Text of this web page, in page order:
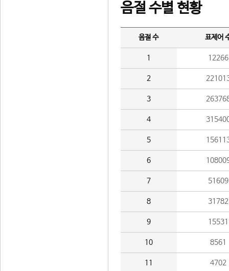
음절 수별 현황
음절 수 표제어
1 12266
2
3
4
5
6
7 51609
8 31782
9 15531
10 8561
11 4702